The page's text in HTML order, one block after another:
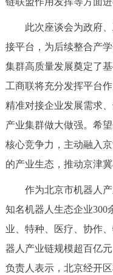
参与调查
北京概况
绿色北京
ENGLISH
DEUTSCH
此次座谈会为政府、
接平台，为后续整合产
集群高质量发展奠定了
工商联将充分发挥平台
精准对接企业发展需求
产业集群做大做强。希
核心竞争力，主动融入
的产业生态，推动京津
作为北京市机器人产
知名机器人生态企业300
业、特种、医疗、协作
器人产业链规模超百亿
负责人表示，北京经开